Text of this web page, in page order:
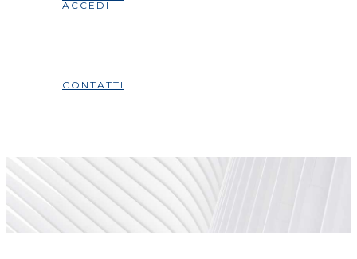
ACCEDI
CONTATTI